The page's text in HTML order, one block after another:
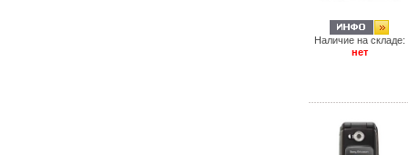
Наличие на складе:
нет